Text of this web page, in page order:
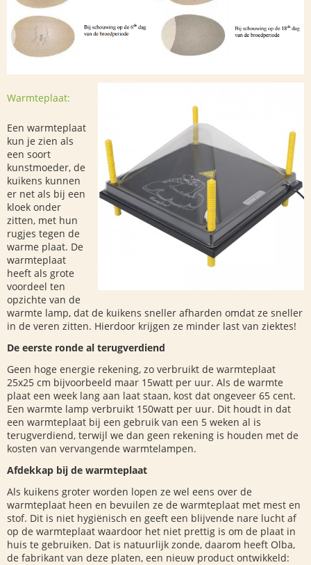
Warmteplaat:
Een warmteplaat
kun je zien als
een soort
kunstmoeder, de
kuikens kunnen
er net als bij een
kloek onder
zitten, met hun
rugjes tegen de
warme plaat. De
warmteplaat
heeft als grote
voordeel ten
opzichte van de
warmte lamp, dat de kuikens sneller afharden omdat ze sneller
in de veren zitten. Hierdoor krijgen ze minder last van ziektes!
De eerste ronde al terugverdiend
Geen hoge energie rekening, zo verbruikt de warmteplaat
25x25 cm bijvoorbeeld maar 15watt per uur. Als de warmte
plaat een week lang aan laat staan, kost dat ongeveer 65 cent.
Een warmte lamp verbruikt 150watt per uur. Dit houdt in dat
een warmteplaat bij een gebruik van een 5 weken al is
terugverdiend, terwijl we dan geen rekening is houden met de
kosten van vervangende warmtelampen.
Afdekkap bij de warmteplaat
Als kuikens groter worden lopen ze wel eens over de
warmteplaat heen en bevuilen ze de warmteplaat met mest en
stof. Dit is niet hygiënisch en geeft een blijvende nare lucht af
op de warmteplaat waardoor het niet prettig is om de plaat in
huis te gebruiken. Dat is natuurlijk zonde, daarom heeft Olba,
de fabrikant van deze platen, een nieuw product ontwikkeld: